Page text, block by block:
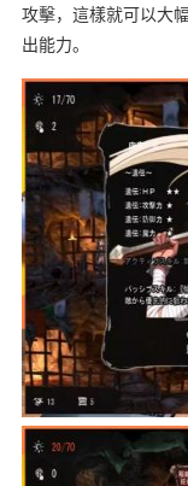
攻擊，這樣就可以大
出能力。